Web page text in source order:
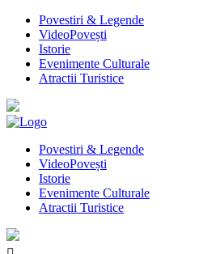
Povestiri & Legende
VideoPovești
Istorie
Evenimente Culturale
Atractii Turistice
Povestiri & Legende
VideoPovești
Istorie
Evenimente Culturale
Atractii Turistice